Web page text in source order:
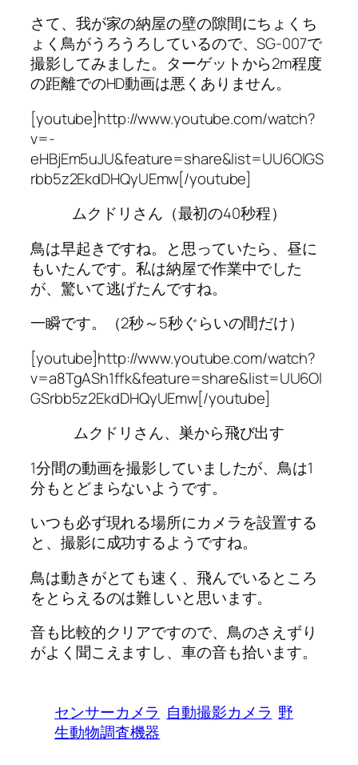
さて、我が家の納屋の壁の隙間にちょくち
ょく鳥がうろうろしているので、SG-007で
撮影してみました。ターゲットから2m程度
の距離でのHD動画は悪くありません。
[youtube]http://www.youtube.com/watch?
v=-
eHBjEm5uJU&feature=share&list=UU6OlGS
rbb5z2EkdDHQyUEmw[/youtube]
ムクドリさん（最初の40秒程）
鳥は早起きですね。と思っていたら、昼に
もいたんです。私は納屋で作業中でした
が、驚いて逃げたんですね。
一瞬です。（2秒～5秒ぐらいの間だけ）
[youtube]http://www.youtube.com/watch?
v=a8TgASh1ffk&feature=share&list=UU6Ol
GSrbb5z2EkdDHQyUEmw[/youtube]
ムクドリさん、巣から飛び出す
1分間の動画を撮影していましたが、鳥は1
分もとどまらないようです。
いつも必ず現れる場所にカメラを設置する
と、撮影に成功するようですね。
鳥は動きがとても速く、飛んでいるところ
をとらえるのは難しいと思います。
音も比較的クリアですので、鳥のさえずり
がよく聞こえますし、車の音も拾います。
センサーカメラ 自動撮影カメラ 野
生動物調査機器